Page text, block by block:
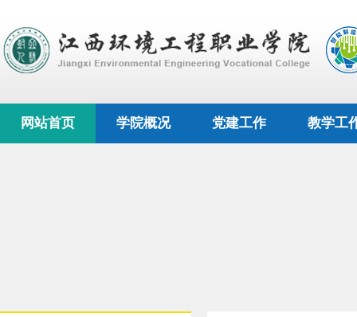
网站首页 学院概况 党建工作 教学工